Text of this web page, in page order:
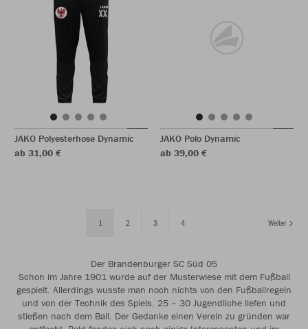
JAKO Polyesterhose Dynamic
ab 31,00 €
JAKO Polo Dynamic
ab 39,00 €
1 2 3 4 Weiter
Der Brandenburger SC Süd 05
Schon im Jahre 1901 wurde auf der Musterwiese mit dem Fußball
gespielt. Allerdings wusste man noch nichts von den Fußballregeln
und von der Technik des Spiels. 25 – 30 Jugendliche liefen und
stießen nach dem Ball. Der Gedanke einen Verein zu gründen war